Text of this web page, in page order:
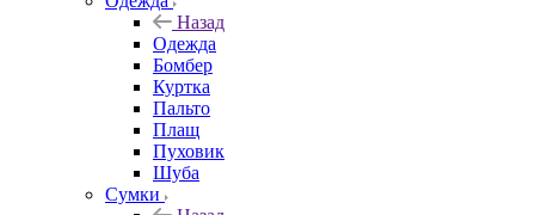
Назад
Одежда
Бомбер
Куртка
Пальто
Плащ
Пуховик
Шуба
Сумки